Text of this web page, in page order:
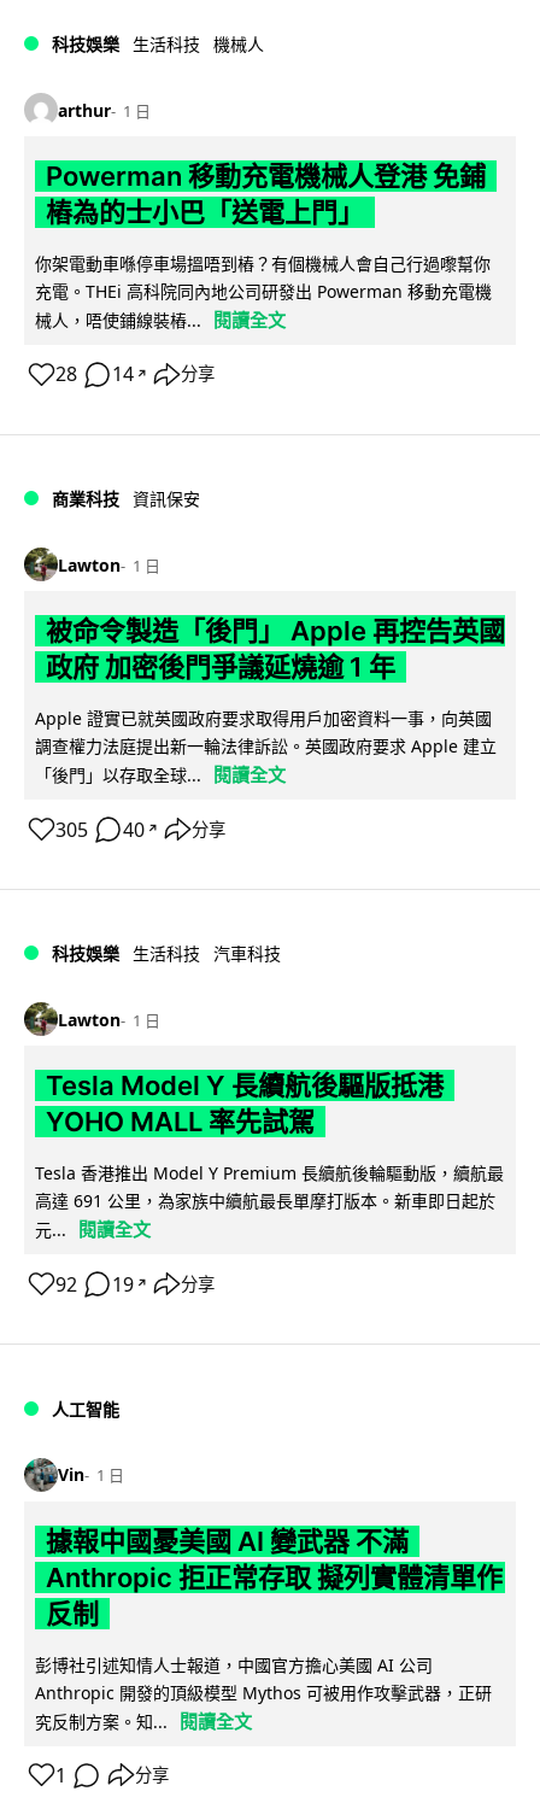
科技娛樂 生活科技 機械人
arthur 1 日
Powerman 移動充電機械人登港 免鋪
樁為的士小巴「送電上門」
你架電動車喺停車場搵唔到樁？有個機械人會自己行過嚟幫你
充電。THEi 高科院同內地公司研發出 Powerman 移動充電機
械人，唔使鋪線裝樁...
閱讀全文
28 14 ↗ 分享
商業科技 資訊保安
Lawton 1 日
被命令製造「後門」 Apple 再控告英國
政府 加密後門爭議延燒逾 1 年
Apple 證實已就英國政府要求取得用戶加密資料一事，向英國
調查權力法庭提出新一輪法律訴訟。英國政府要求 Apple 建立
「後門」以存取全球...
閱讀全文
305 40 ↗ 分享
科技娛樂 生活科技 汽車科技
Lawton 1 日
Tesla Model Y 長續航後驅版抵港
YOHO MALL 率先試駕
Tesla 香港推出 Model Y Premium 長續航後輪驅動版，續航最
高達 691 公里，為家族中續航最長單摩打版本。新車即日起於
元...
閱讀全文
92 19 ↗ 分享
人工智能
Vin 1 日
據報中國憂美國 AI 變武器 不滿
Anthropic 拒正常存取 擬列實體清單作
反制
彭博社引述知情人士報道，中國官方擔心美國 AI 公司
Anthropic 開發的頂級模型 Mythos 可被用作攻擊武器，正研
究反制方案。知...
閱讀全文
1 分享